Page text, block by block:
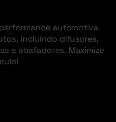
automotiva.
incluindo difusores,
e abafadores. Maximize